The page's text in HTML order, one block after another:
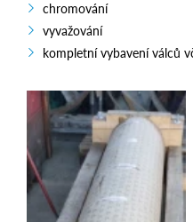
chromování
vyvažování
kompletní vybavení válců